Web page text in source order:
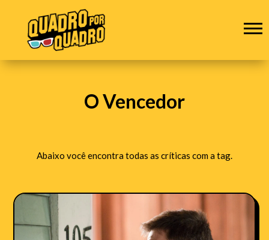
O Vencedor
Abaixo você encontra todas as críticas com a tag.